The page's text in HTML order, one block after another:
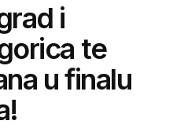
i
te
u finalu